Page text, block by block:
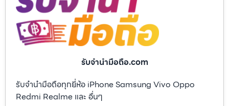
รับจํานํามือถือ.com
รับจำนำมือถือทุกยี่ห้อ iPhone Samsung Vivo Oppo
Redmi Realme และ อื่นๆ